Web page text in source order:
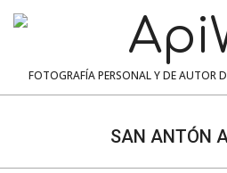
ApiWA
FOTOGRAFÍA PERSONAL Y DE AUTOR
SAN ANTÓN